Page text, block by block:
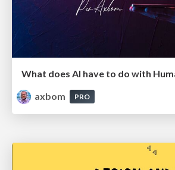
What does AI have to do with
axbom
PRO